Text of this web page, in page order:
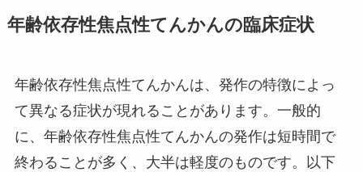
年齢依存性焦点性てんかんの臨床症状
年齢依存性焦点性てんかんは、発作の特徴によっ
て異なる症状が現れることがあります。一般的
に、年齢依存性焦点性てんかんの発作は短時間で
終わることが多く、大半は軽度のものです。以下